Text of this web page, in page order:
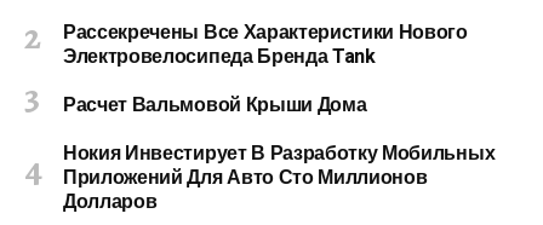
Рассекречены Все Характеристики Нового
Электровелосипеда Бренда Tank
Расчет Вальмовой Крыши Дома
Нокия Инвестирует В Разработку Мобильных
Приложений Для Авто Сто Миллионов
Долларов